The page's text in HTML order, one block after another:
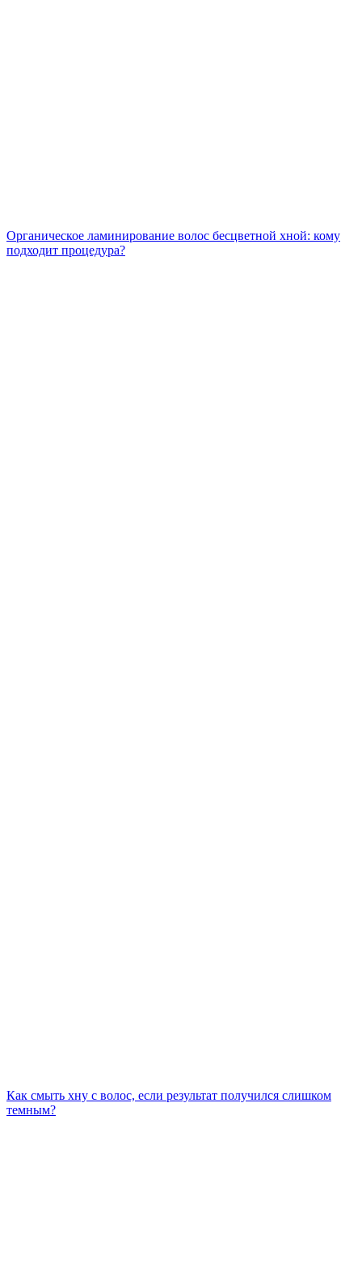
Органическое ламинирование волос бесцветной хной: кому
подходит процедура?
Как смыть хну с волос, если результат получился слишком
темным?